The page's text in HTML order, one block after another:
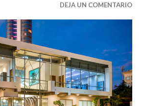
DEJA UN COMENTARIO